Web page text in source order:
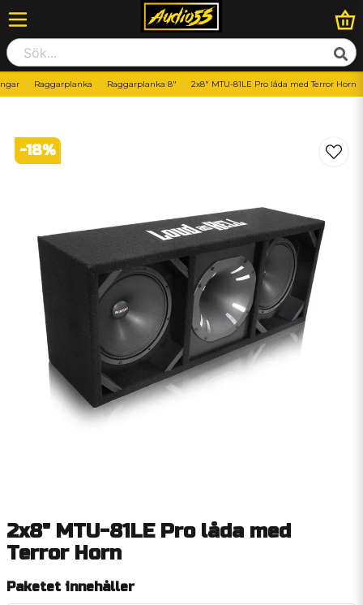
Raggarplanka Raggarplanka 8" 2x8" MTU-81LE Pro låda med Terror Horn
-18%
2x8" MTU-81LE Pro låda med
Terror Horn
Paketet innehåller